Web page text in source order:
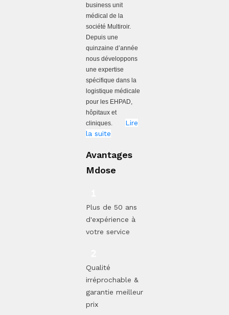
business unit
médical de la
société Multiroir.
Depuis une
quinzaine d’année
nous développons
une expertise
spécifique dans la
logistique médicale
pour les EHPAD,
hôpitaux et
cliniques.
Lire
la suite
Avantages
Mdose
Plus de 50 ans
d'expérience à
votre service
Qualité
irréprochable &
garantie meilleur
prix